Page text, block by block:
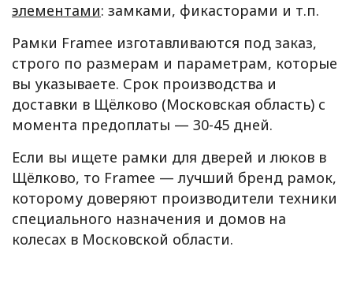
элементами: замками, фикасторами и т.п.
Рамки Framee изготавливаются под заказ,
строго по размерам и параметрам, которые
вы указываете. Срок производства и
доставки в Щёлково (Московская область) с
момента предоплаты — 30-45 дней.
Если вы ищете рамки для дверей и люков в
Щёлково, то Framee — лучший бренд рамок,
которому доверяют производители техники
специального назначения и домов на
колесах в Московской области.